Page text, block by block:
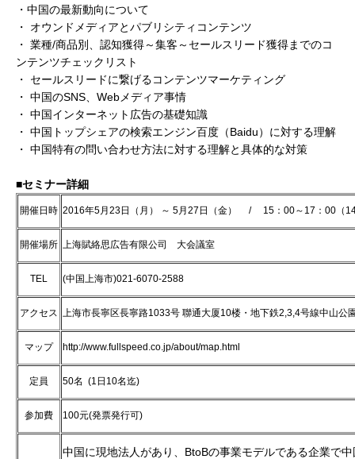
・中国の最新動向について
・ オウンドメディアとパブリシティコンテンツ
・ 業種/商品別、認知獲得～集客～セールスリード獲得までのコ
ンテンツチェックリスト
・ セールスリードに繋げるコンテンツマーケティング
・ 中国のSNS、Webメディア事情
・ 中国インターネット広告の基礎知識
・ 中国トップシェアの検索エンジン百度（Baidu）に対する理解
・ 中国特有の問い合わせ方法に対する理解と具体的な対策
■セミナー詳細
開催日時 2016年5月23日（月） ～ 5月27日（金） / 15：00～17：00（
開催場所 上海賦絡思広告有限公司 大会議室
TEL (中国上海市)021-6070-2588
アクセス 上海市長寧区長寧路1033号 聯通大厦10楼・地下鉄2,3,4号線中山公
マップ http://www.fullspeed.co.jp/about/map.html
定員 50名 (1日10名迄)
参加費 100元(発票発行可)
中国に現地法人があり、BtoBの事業モデルである企業で